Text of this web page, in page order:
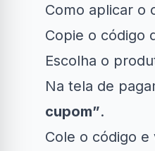
Como aplicar o
Copie o código
Escolha o
Na tela de
cupom”.
Cole o código